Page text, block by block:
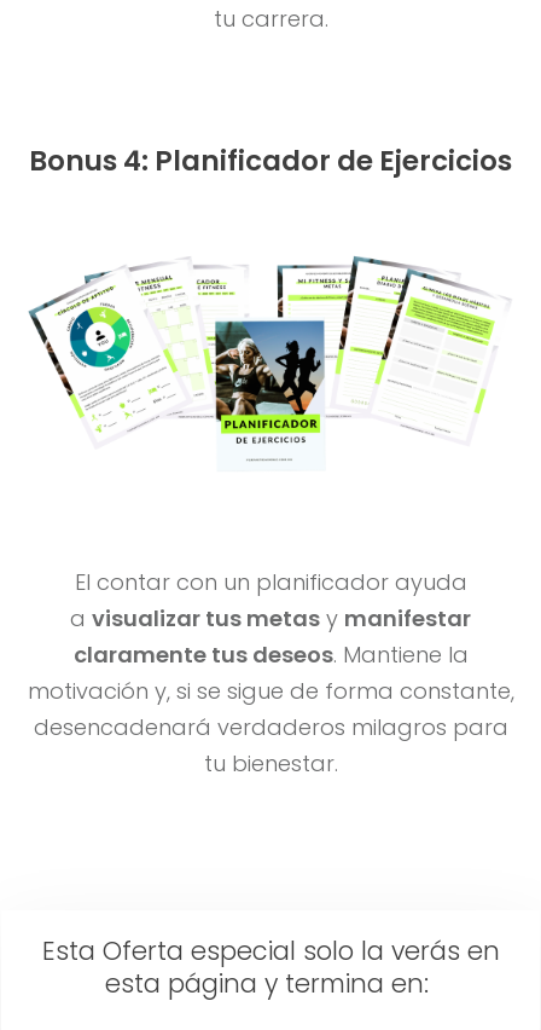
tu carrera.
Bonus 4: Planificador de Ejercicios
El contar con un planificador ayuda
a visualizar tus metas y manifestar
claramente tus deseos. Mantiene la
motivación y, si se sigue de forma constante,
desencadenará verdaderos milagros para
tu bienestar.
Esta Oferta especial solo la verás en
esta página y termina en: